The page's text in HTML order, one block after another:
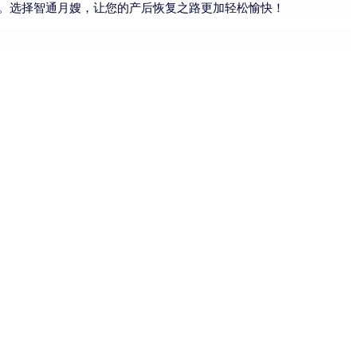
择智通月嫂，让您的产后恢复之路更加轻松愉快！